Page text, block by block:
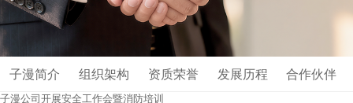
子漫简介 组织架构 资质荣誉 发展历程 合作伙伴
子漫公司开展安全工作会暨消防培训